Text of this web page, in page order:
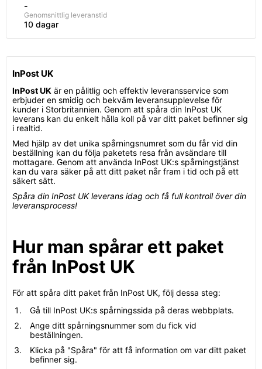
-
Genomsnittlig leveranstid
10 dagar
InPost UK
InPost UK är en pålitlig och effektiv leveransservice som
erbjuder en smidig och bekväm leveransupplevelse för
kunder i Storbritannien. Genom att spåra din InPost UK
leverans kan du enkelt hålla koll på var ditt paket befinner sig
i realtid.
Med hjälp av det unika spårningsnumret som du får vid din
beställning kan du följa paketets resa från avsändare till
mottagare. Genom att använda InPost UK:s spårningstjänst
kan du vara säker på att ditt paket når fram i tid och på ett
säkert sätt.
Spåra din InPost UK leverans idag och få full kontroll över din
leveransprocess!
Hur man spårar ett paket
från InPost UK
För att spåra ditt paket från InPost UK, följ dessa steg:
Gå till InPost UK:s spårningssida på deras webbplats.
Ange ditt spårningsnummer som du fick vid
beställningen.
Klicka på "Spåra" för att få information om var ditt paket
befinner sig.